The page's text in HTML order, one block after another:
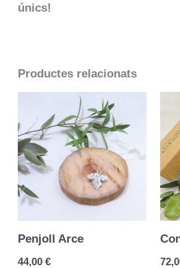
únics!
Productes relacionats
Penjoll Arce
44,00€